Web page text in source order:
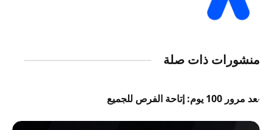
منشورات ذات صلة
بعد مرور 100 يوم: إتاحة الفرص للجميع